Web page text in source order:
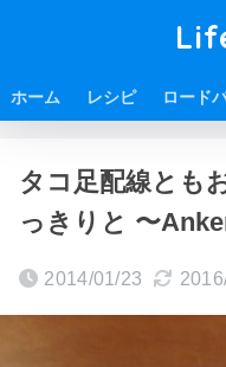
ホーム レシピ ロード
ホーム ITに関する情報
タコ足配線とも
っきりと 〜
2014/01/23